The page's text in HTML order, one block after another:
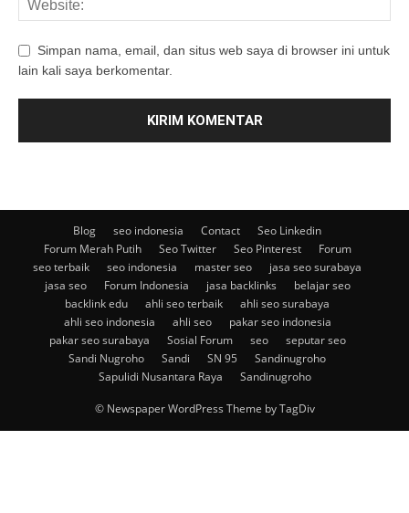
Simpan nama, email, dan situs web saya di browser ini untuk
lain kali saya berkomentar.
Blog seo indonesia Contact
Seo Linkedin
Forum Merah Putih
Seo Twitter Seo Pinterest
Forum
seo terbaik
seo indonesia master seo
jasa seo surabaya
jasa seo
Forum Indonesia jasa backlinks
belajar seo
backlink edu
ahli seo terbaik
ahli seo surabaya
ahli seo indonesia
ahli seo
pakar seo indonesia
pakar seo surabaya
Sosial Forum seo
seputar seo
Sandi Nugroho
Sandi SN 95
Sandinugroho
Sapulidi Nusantara Raya
Sandinugroho
© Newspaper WordPress Theme by TagDiv